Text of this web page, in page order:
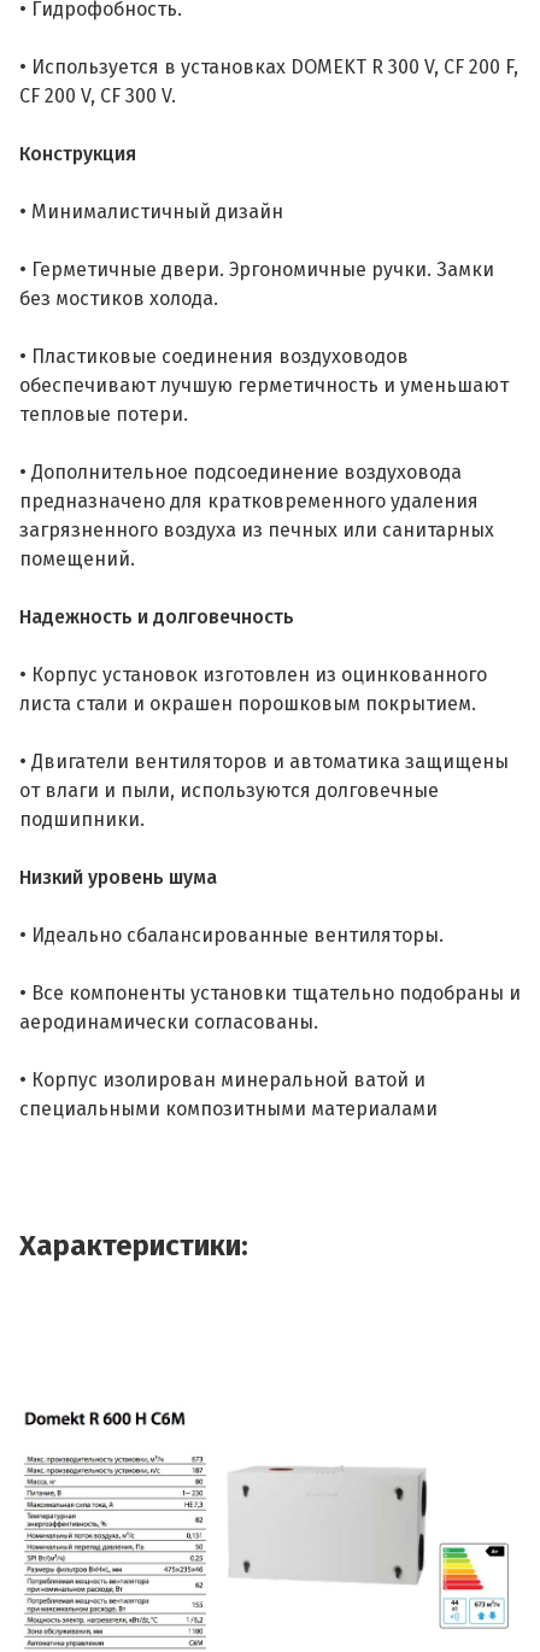
• Гидрофобность.
• Используется в установках DOMEKT R 300 V, CF 200 F,
CF 200 V, CF 300 V.
Конструкция
• Минималистичный дизайн
• Герметичные двери. Эргономичные ручки. Замки
без мостиков холода.
• Пластиковые соединения воздуховодов
обеспечивают лучшую герметичность и уменьшают
тепловые потери.
• Дополнительное подсоединение воздуховода
предназначено для кратковременного удаления
загрязненного воздуха из печных или санитарных
помещений.
Надежность и долговечность
• Корпус установок изготовлен из оцинкованного
листа стали и окрашен порошковым покрытием.
• Двигатели вентиляторов и автоматика защищены
от влаги и пыли, используются долговечные
подшипники.
Низкий уровень шума
• Идеально сбалансированные вентиляторы.
• Все компоненты установки тщательно подобраны и
аеродинамически согласованы.
• Корпус изолирован минеральной ватой и
специальными композитными материалами
Характеристики: